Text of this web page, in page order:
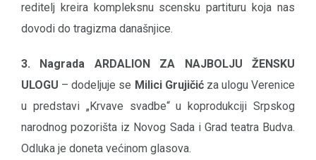
reditelj kreira kompleksnu scensku partituru koja nas
dovodi do tragizma današnjice.
3. Nagrada ARDALION ZA NAJBOLJU ŽENSKU
ULOGU – dodeljuje se Milici Grujičićza ulogu Verenice
u predstavi „Krvave svadbe“ u koprodukciji Srpskog
narodnog pozorišta iz Novog Sada i Grad teatra Budva.
Odluka je doneta većinom glasova.